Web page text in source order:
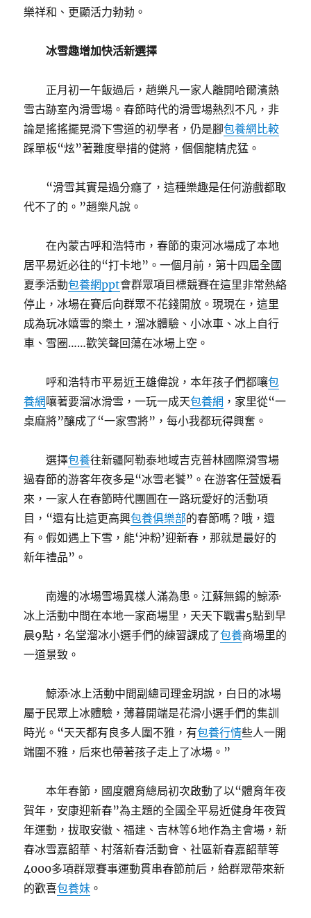
樂祥和、更顯活力勃勃。
冰雪趣增加快活新選擇
正月初一午飯過后，趙樂凡一家人離開哈爾濱熱
雪古跡室內滑雪場。春節時代的滑雪場熱烈不凡，非
論是搖搖擺晃滑下雪道的初學者，仍是腳包養網比較
踩單板“炫”著難度舉措的健將，個個龍精虎猛。
“滑雪其實是過分癮了，這種樂趣是任何游戲都取
代不了的。”趙樂凡說。
在內蒙古呼和浩特市，春節的東河冰場成了本地
居平易近必往的“打卡地”。一個月前，第十四屆全國
夏季活動包養網ppt會群眾項目標競賽在這里非常熱絡
停止，冰場在賽后向群眾不花錢開放。現現在，這里
成為玩冰嬉雪的樂土，溜冰體驗、小冰車、冰上自行
車、雪圈……歡笑聲回蕩在冰場上空。
呼和浩特市平易近王雄偉說，本年孩子們都嚷包
養網嚷著要溜冰滑雪，一玩一成天包養網 ，家里從“一
桌麻將”釀成了“一家雪將”，每小我都玩得興奮。
選擇包養往新疆阿勒泰地域吉克普林國際滑雪場
過春節的游客年夜多是“冰雪老饕”。在游客任萱媛看
來，一家人在春節時代團圓在一路玩愛好的活動項
目，“還有比這更高興包養俱樂部的春節嗎？哦，還
有。假如遇上下雪，能‘沖粉’迎新春，那就是最好的
新年禮品”。
南邊的冰場雪場異樣人滿為患。江蘇無錫的鯨添·
冰上活動中間在本地一家商場里，天天下戰書5點到早
晨9點，名堂溜冰小選手們的練習課成了包養商場里的
一道景致。
鯨添·冰上活動中間副總司理金玥說，白日的冰場
屬于民眾上冰體驗，薄暮開端是花滑小選手們的集訓
時光。“天天都有良多人圍不雅，有包養行情些人一開
端圍不雅，后來也帶著孩子走上了冰場。”
本年春節，國度體育總局初次啟動了以“體育年夜
賀年，安康迎新春”為主題的全國全平易近健身年夜賀
年運動，拔取安徽、福建、吉林等6地作為主會場，新
春冰雪嘉韶華、村落新春活動會、社區新春嘉韶華等
4000多項群眾賽事運動貫串春節前后，給群眾帶來新
的歡喜包養妹 。